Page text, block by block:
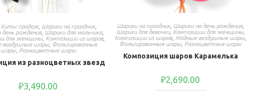
Хиты продаж, Шарики на праздник,
день рождения, Шарики для мальчика,
для женщины, Композиции из шаров,
воздушные шары, Фольгированные
шары, Разноцветные шары
из разноцветных звезд
₽3,490.00
Шарики на праздник, Шарики на день рождения,
Шарики для девочки, Композиции для женщины,
Композиции из шаров, Модные воздушные шары,
Фольгированные шары Разноцветные шары
Композиция шаров Карамелька
₽2,690.00